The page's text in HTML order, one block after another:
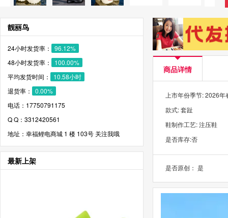
靓丽鸟
24小时发货率：
96.12%
48小时发货率：
100.00%
平均发货时间：
10.58小时
退货率：
0.00%
电话：17750791175
Q Q：3312420561
地址：幸福鲤电商城 1 楼 103号 关注我哦
最新上架
商品详情
上市年份季节: 2026年
款式: 套趾
鞋制作工艺: 注压鞋
是否库存:否
是否原创： 是